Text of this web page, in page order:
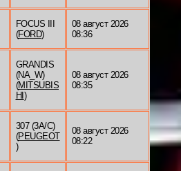
FOCUS III
(FORD)
08 август 2026
08:36
GRANDIS
(NA_W)
(MITSUBIS
HI )
08 август 2026
08:35
307 (3A/C)
(PEUGEOT
)
08 август 2026
08:22